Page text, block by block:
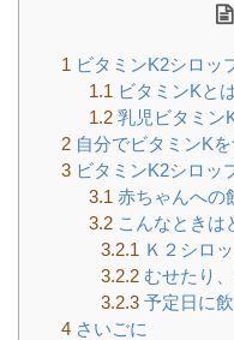
1 ビタミンK2シロッ
1.1 ビタミンKと
1.2乳児ビタミン
2 自分でビタミンK
3 ビタミンK2シロッ
3.1 赤ちゃんへの
3.2こんなときは
3.2.1 Ｋ２シロ
3.2.2 むせたり
3.2.3 予定日に
4 さいごに